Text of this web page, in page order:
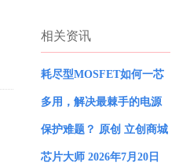
相关资讯
耗尽型MOSFET如何一芯
多用，解决最棘手的电源
保护难题？ 原创 立创商城
芯片大师 2026年7月20日